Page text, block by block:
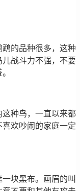
的品种很多，这种
战斗力不强，不要
种鸟，一直以来都
欢吵闹的家庭一定
块黑布。画眉的叫